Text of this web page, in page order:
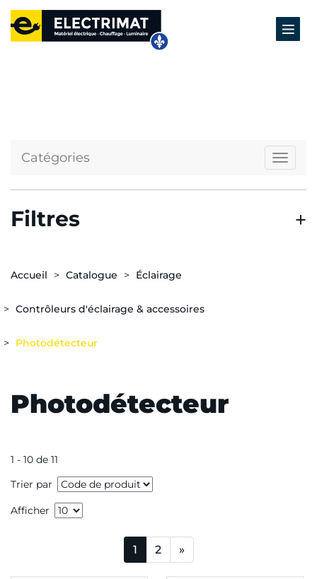
Catégories
Filtres
Accueil Catalogue Éclairage
Contrôleurs d'éclairage & accessoires
Photodétecteur
Photodétecteur
1 - 10 de 11
Trier par
Afficher
1 2 »